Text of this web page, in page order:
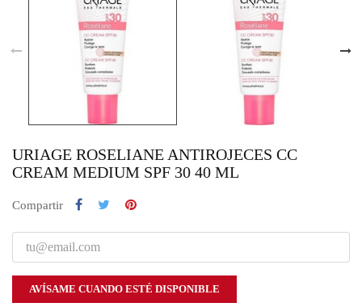
URIAGE ROSELIANE ANTIROJECES CC
CREAM MEDIUM SPF 30 40 ML
Compartir
AVÍSAME CUANDO ESTÉ DISPONIBLE